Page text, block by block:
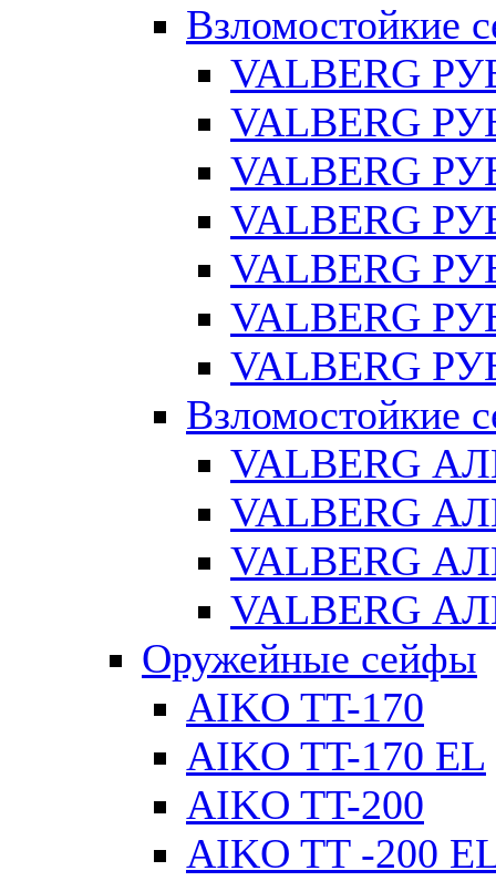
Взломостойкие
VALBERG
VALBERG
VALBERG
VALBERG
VALBERG
VALBERG
VALBERG
Взломостойкие
VALBERG
VALBERG
VALBERG
VALBERG
Оружейные сейфы
AIKO TT-170
AIKO TT-170 EL
AIKO TT-200
AIKO TT -200